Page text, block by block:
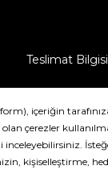
Teslimat Bilgisi